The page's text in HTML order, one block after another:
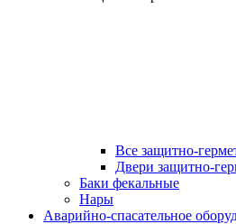
Все защитно-
Двери защитно-
Баки фекальные
Нары
Аварийно-спасательное